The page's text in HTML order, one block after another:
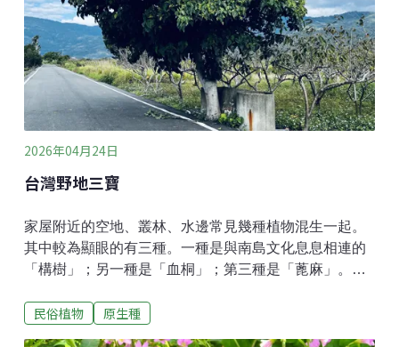
程。「台灣的位置很特別，剛好在北回歸線上，很多北
溫帶的生物分佈最南端跟南熱帶生物的分佈最北端都在
台灣，剛好在一個交會的場所。」徐嘉君說，再加上台
灣的島嶼氣候與高山密集分佈，造就台灣生物多樣性如
此的豐富。
2026年04月24日
台灣野地三寶
家屋附近的空地、叢林、水邊常見幾種植物混生一起。
其中較為顯眼的有三種。一種是與南島文化息息相連的
「構樹」；另一種是「血桐」；第三種是「蓖麻」。構
出來的紙，紙質的粗糲感，正是做藝術創作稀有的精
民俗植物 原生種